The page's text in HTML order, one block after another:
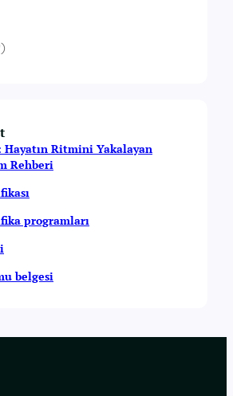
Hayatın Ritmini Yakalayan
Rehberi
programları
belgesi